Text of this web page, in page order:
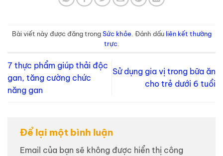
Bài viết này được đăng trongSức khỏe . Đánh dấu liên kết thường
trực
7 thực phẩm giúp thải độc
gan, tăng cường chức
năng gan
Sử dụng gia vị trong bữa ăn
cho trẻ dưới 6 tuổi
Để lại một bình luận
Email của bạn sẽ không được hiển thị công